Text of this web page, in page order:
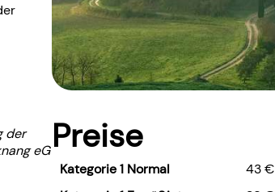
der
eG Preise
Kategorie 1 Normal
43 €